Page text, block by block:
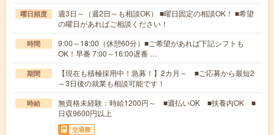
曜日頻度
週3日～（週2日～も相談OK） ■曜日固定の相談OK！ ■希望
の曜日があればご相談ください！
時間
9:00～18:00（休憩60分）■ご希望があれば下記シフトも
OK！早番 7:00～16:00遅番 …
期間
【現在も積極採用中！急募！】2カ月～ ■ご応募から最短2
～3日後の就業も相談可能です！
時給
無資格未経験：時給1200円～ ■週払いOK ■扶養内OK ■
日収9600円以上
交通費